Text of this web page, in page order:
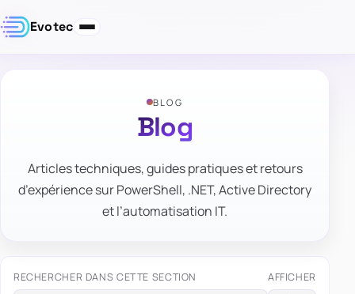
Evotec
BLOG
Blog
Articles techniques, guides pratiques et retours
d’expérience sur PowerShell, .NET, Active Directory
et l’automatisation IT.
RECHERCHER DANS CETTE SECTION AFFICHER